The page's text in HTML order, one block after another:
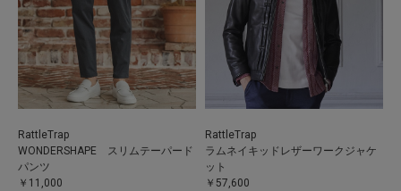
RattleTrap
WONDERSHAPE スリムテーパード
パンツ
￥11,000
RattleTrap
ラムネイキッドレザーワークジャケ
ット
￥57,600